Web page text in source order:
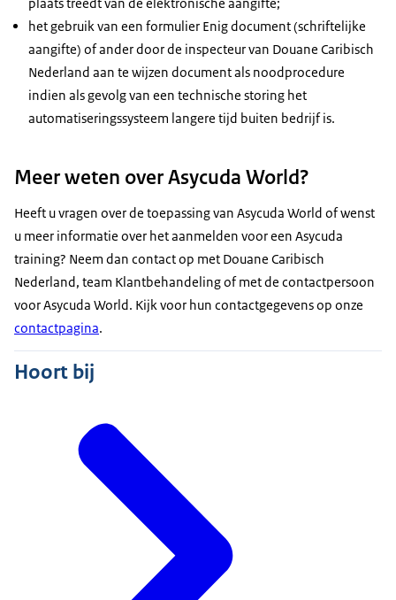
het gebruik van een formulier Enig document (schriftelijke
aangifte) of ander door de inspecteur van Douane Caribisch
Nederland aan te wijzen document als noodprocedure
indien als gevolg van een technische storing het
automatiseringssysteem langere tijd buiten bedrijf is.
Meer weten over Asycuda World?
Heeft u vragen over de toepassing van Asycuda World of wenst
u meer informatie over het aanmelden voor een Asycuda
training? Neem dan contact op met Douane Caribisch
Nederland, team Klantbehandeling of met de contactpersoon
voor Asycuda World. Kijk voor hun contactgegevens op onze
contactpagina.
Hoort bij